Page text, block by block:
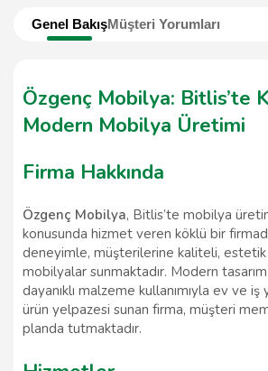
Genel BakışMüşteri Yorumları
Özgenç Mobilya: Bitlis’te
Modern Mobilya Üretimi
Firma Hakkında
Özgenç Mobilya, Bitlis’te mobilya
konusunda hizmet veren köklü bir
deneyimle, müşterilerine kaliteli,
mobilyalar sunmaktadır. Modern tasarım
dayanıklı malzeme kullanımıyla ev ve
ürün yelpazesi sunan firma, müşteri
planda tutmaktadır.